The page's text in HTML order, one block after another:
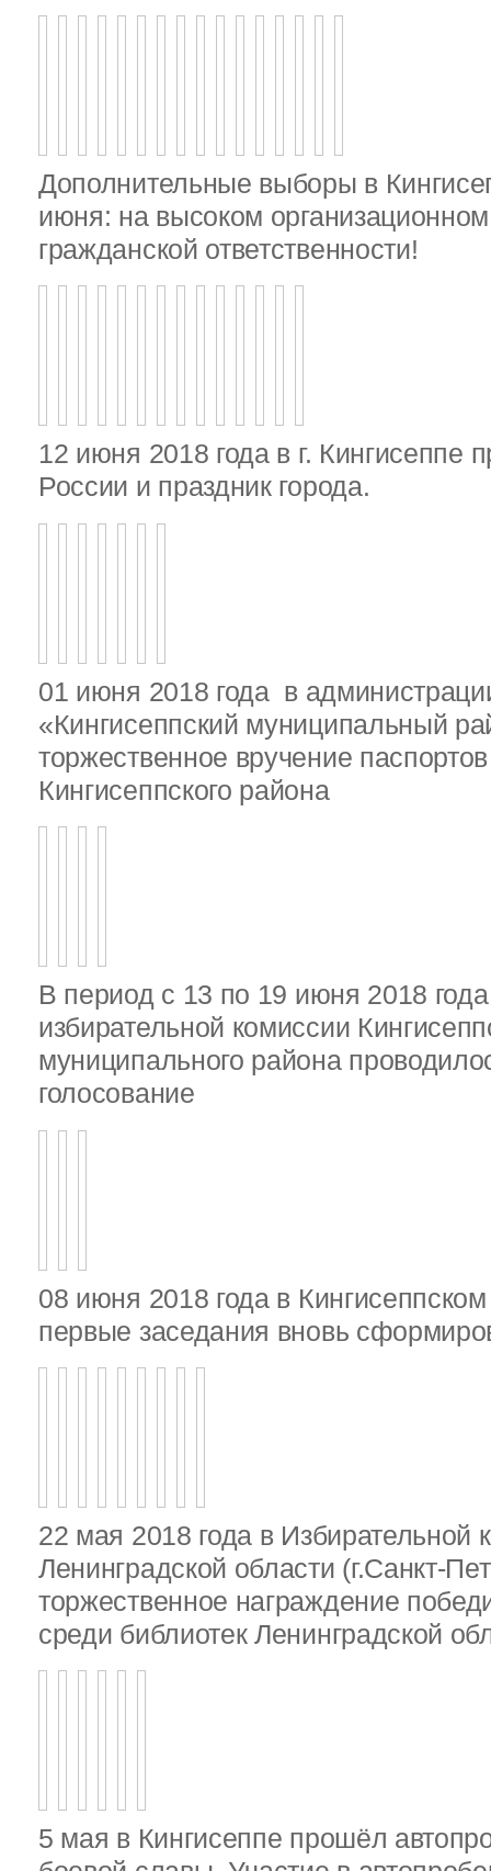
Дополнительные выборы в
июня: на высоком
гражданской ответственности!
12 июня 2018 года в г. Кингисеппе
России и праздник города.
01 июня 2018 года в
«Кингисеппский муниципальный
торжественное вручение
Кингисеппского района
В период с 13 по 19 июня 2018
избирательной комиссии
муниципального района
голосование
08 июня 2018 года в
первые заседания вновь
22 мая 2018 года в Избирательной
Ленинградской области (г.Санкт-
торжественное награждение
среди библиотек Ленинградской
5 мая в Кингисеппе прошёл